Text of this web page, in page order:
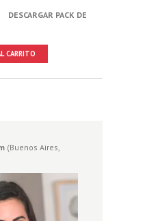
DESCARGAR PACK DE
CARRITO
(Buenos Aires,